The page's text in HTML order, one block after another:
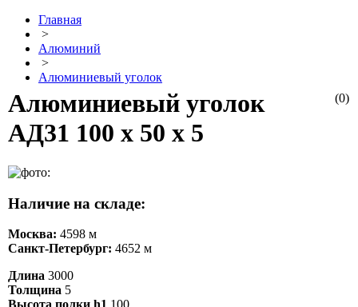
Главная
>
Алюминий
>
Алюминиевый уголок
(0)
Алюминиевый уголок
АД31 100 х 50 х 5
Наличие на складе:
Москва: 4598 м
Санкт-Петербург: 4652 м
Длина 3000
Толщина 5